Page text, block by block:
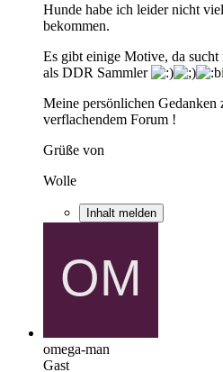
Hunde habe ich leider nicht
bekommen.
Es gibt einige Motive, da
als DDR Sammler
Meine persönlichen Gedanken
verflachendem Forum !
Grüße von
Wolle
Inhalt melden
omega-man
Gast